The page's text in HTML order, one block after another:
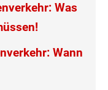
Was
Wann